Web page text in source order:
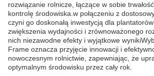
rozwiązanie rolnicze, łączące w sobie
kontrolę środowiska.w połączeniu z
czyni go doskonałą inwestycją dla
zwiększenia wydajności i zrównoważonego
nich niezawodne efekty i wyjątkowe
Frame oznacza przyjęcie innowacji i
nowoczesnym rolnictwie, zapewniając, że
optymalnym środowisku przez cały rok.